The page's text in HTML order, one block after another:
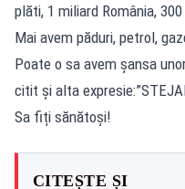
plăti, 1 miliard România,
Mai avem păduri, petrol,
Poate o sa avem șansa
citit și alta
Sa fiți sănătoși!
CITEȘTE ȘI